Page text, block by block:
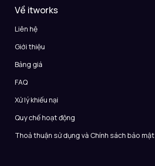
Về itworks
Liên hệ
Giới thiệu
Bảng giá
FAQ
Xử lý khiếu nại
Quy chế hoạt động
Thoả thuận sử dụng và Chính sách bảo mật